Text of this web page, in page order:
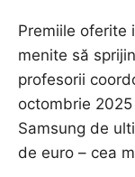
Premiile oferite
menite să
profesorii
octombrie
Samsung de
de euro – cea